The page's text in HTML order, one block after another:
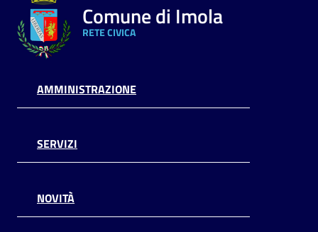
Comune di Imola
RETE CIVICA
AMMINISTRAZIONE
SERVIZI
NOVITÀ